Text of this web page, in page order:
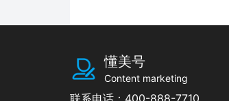
懂美号
Content marketing
联系电话：400-888-7710